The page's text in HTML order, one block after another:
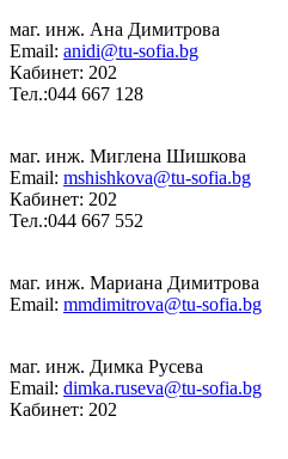
маг. инж. Ана Димитрова
Email: anidi@tu-sofia.bg
Кабинет: 202
Тел.:044 667 128
маг. инж. Миглена Шишкова
Email: mshishkova@tu-sofia.bg
Кабинет: 202
Тел.:044 667 552
маг. инж. Мариана Димитрова
Email: mmdimitrova@tu-sofia.bg
маг. инж. Димка Русева
Email: dimka.ruseva@tu-sofia.bg
Кабинет: 202